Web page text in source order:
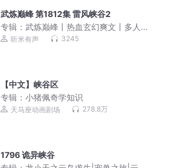
武炼巅峰 第1812集 雷风峡谷2
专辑： 武炼巅峰丨热血玄幻爽文丨多人
有声剧
听米有声 3245
【中文】峡谷区
专辑： 小猪佩奇学知识
天马座动画剧场 278.8万
1796 诡异峡谷